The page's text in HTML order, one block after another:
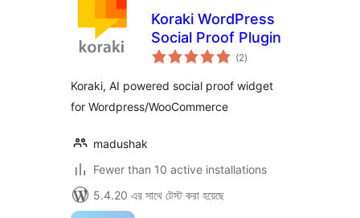
Koraki WordPress
Social Proof Plugin
(2total
ratings
)
Koraki, AI powered social proof widget
for Wordpress/WooCommerce
madushak
Fewer than 10 active installations
5.4.20 এর সাথে টেস্ট করা হয়েছে